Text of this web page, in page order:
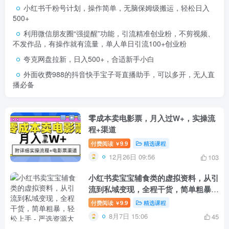
小红书千粉号计划，操作简单，无脑保姆级搬运，轻松日入
500+
利用微信朋友圈“强提醒”功能，引流精准创业粉，不剪视频、
不发作品，有操作就有流量，单人单日引流100+创业粉
夸克网盘拉新，日入500+，合适新手小白
外面收费988的抖音快手宝子哥直播助手，可以多开，无人直
播必备
零成本卖电影票，月入过W+，实操流
程+渠道
付费阅读 ￥9.9 精选课程
12月26日 09:56 103
小红书卖宝宝辅食类的虚拟资料，从引
流到私域变现，全程干货，简单粗暴，
轻松上手
付费阅读 ￥9.9 精选课程
8月7日 15:06 45